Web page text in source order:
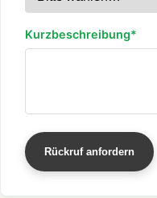
Kurzbeschreibung*
Rückruf anfordern